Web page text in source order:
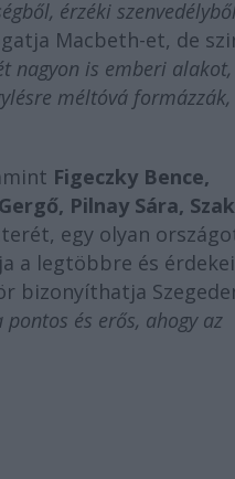
érzéki
Macbeth-et, de
nagyon is emberi
méltóvá formázzák,
Figeczky Bence,
Pilnay Sára,
egy olyan
a legtöbbre és érdekei
bizonyíthatja
és erős, ahogy az